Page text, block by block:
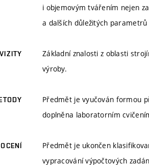
i objemovým tvářením nejen
a dalších důležitých
Základní znalosti z oblasti
výroby.
Předmět je vyučován formou
doplněna laboratorním
Předmět je ukončen
vypracování výpočtových